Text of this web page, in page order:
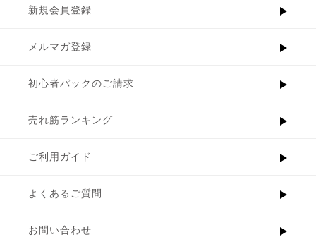
新規会員登録
メルマガ登録
初心者パックのご請求
売れ筋ランキング
ご利用ガイド
よくあるご質問
お問い合わせ